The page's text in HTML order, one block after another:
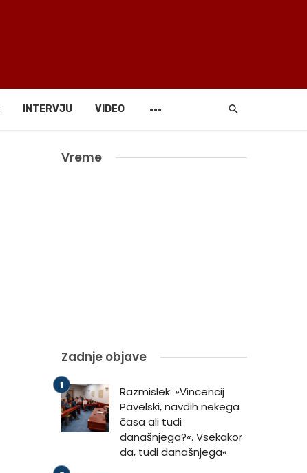
INTERVJU VIDEO
Vreme
Zadnje objave
Razmislek: »Vincencij
Pavelski, navdih nekega
časa ali tudi
današnjega?«. Vsekakor
da, tudi današnjega«